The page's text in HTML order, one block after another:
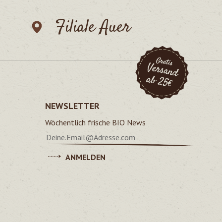
Filiale Auer
NEWSLETTER
Wöchentlich frische BIO News
ANMELDEN